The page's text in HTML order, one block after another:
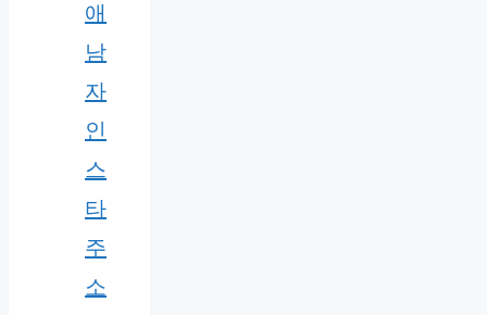
애
남
자
인
스
타
주
소